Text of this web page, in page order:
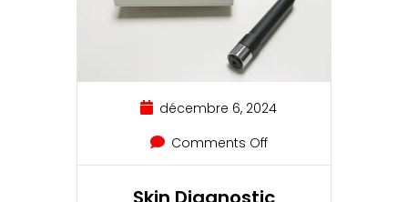
décembre 6, 2024
Comments Off